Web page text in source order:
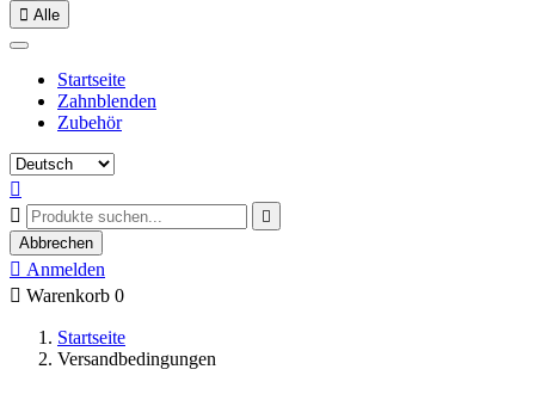
 Alle
Startseite
Zahnblenden
Zubehör



Abbrechen
 Anmelden
 Warenkorb 0
Startseite
Versandbedingungen